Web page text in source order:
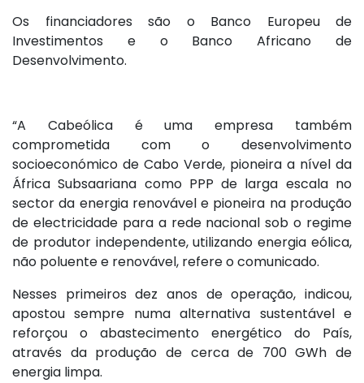
Os financiadores são o Banco Europeu de
Investimentos e o Banco Africano de
Desenvolvimento.
“A Cabeólica é uma empresa também
comprometida com o desenvolvimento
socioeconómico de Cabo Verde, pioneira a nível da
África Subsaariana como PPP de larga escala no
sector da energia renovável e pioneira na produção
de electricidade para a rede nacional sob o regime
de produtor independente, utilizando energia eólica,
não poluente e renovável, refere o comunicado.
Nesses primeiros dez anos de operação, indicou,
apostou sempre numa alternativa sustentável e
reforçou o abastecimento energético do País,
através da produção de cerca de 700 GWh de
energia limpa.